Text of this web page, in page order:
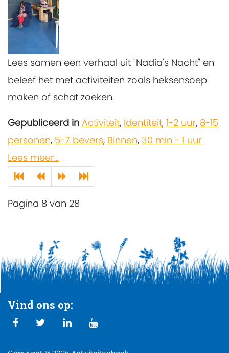
Lees samen een verhaal uit "Nadia's Nacht" en
beleef het met activiteiten zoals heksensoep
maken of schat zoeken.
Gepubliceerd in Activiteit, Identiteit, 1-2 uur, 8-15
personen, 5-7 bevers, Binnen, 30 min - 1 uur
Lees meer...
Pagina 8 van 28
Vind ons op: